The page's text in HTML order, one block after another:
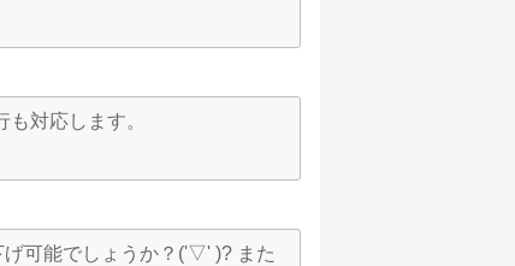
対応します。
可能でしょうか？('▽' )? また